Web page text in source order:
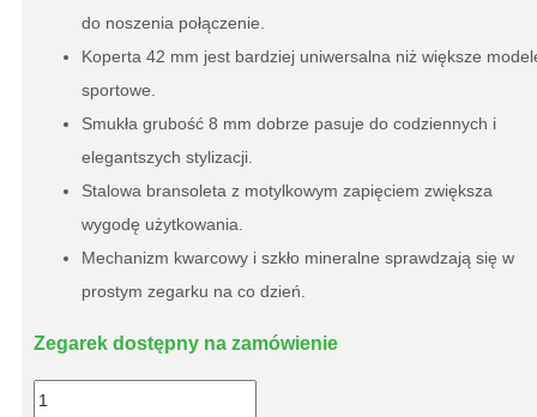
do noszenia połączenie.
Koperta 42 mm jest bardziej uniwersalna niż większe
sportowe.
Smukła grubość 8 mm dobrze pasuje do codziennych i
elegantszych stylizacji.
Stalowa bransoleta z motylkowym zapięciem zwiększa
wygodę użytkowania.
Mechanizm kwarcowy i szkło mineralne sprawdzają się w
prostym zegarku na co dzień.
Zegarek dostępny na zamówienie
ilość